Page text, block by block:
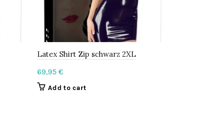
Latex Shirt Zip schwarz 2XL
69,95 €
Add to cart